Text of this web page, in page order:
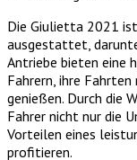
Die Giulietta 2021
ausgestattet,
Antriebe bieten eine
Fahrern, ihre
genießen. Durch die
Fahrer nicht nur die
Vorteilen eines
profitieren.